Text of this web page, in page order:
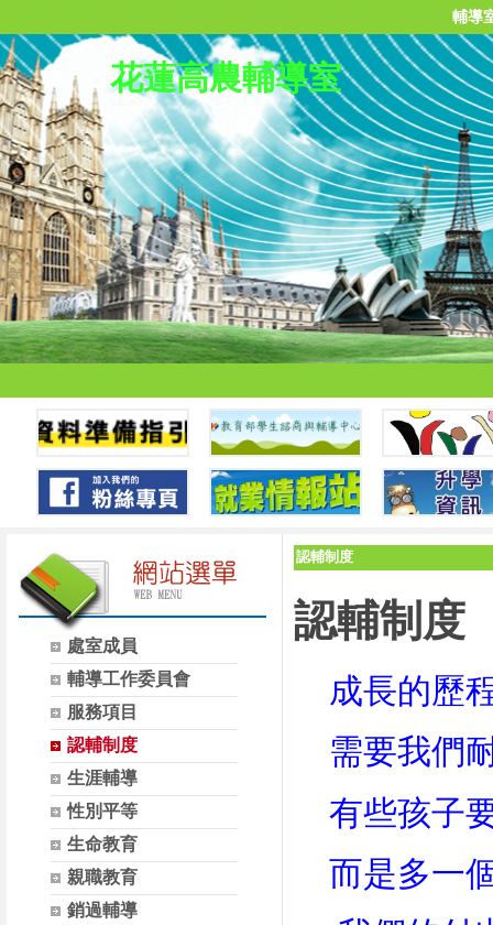
輔導
花蓮高農輔導室
處室成員
輔導工作委員會
服務項目
認輔制度
生涯輔導
性別平等
生命教育
親職教育
銷過輔導
認輔制度
認輔制度
成長的歷
需要我們
有些孩子
而是多一